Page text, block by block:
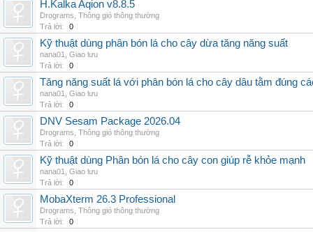
H.Kalka Aqion v8.8.5
Drograms Thông gió thông thường
Trả lời:
0
Kỹ thuật dùng phân bón lá cho cây dừa tăng năng suất
nana01
Giao lưu
Trả lời:
0
Tăng năng suất lá với phân bón lá cho cây dâu tằm đúng
nana01
Giao lưu
Trả lời:
0
DNV Sesam Package 2026.04
Drograms Thông gió thông thường
Trả lời:
0
Kỹ thuật dùng Phân bón lá cho cây con giúp rễ khỏe mạnh
nana01
Giao lưu
Trả lời:
0
MobaXterm 26.3 Professional
Drograms Thông gió thông thường
Trả lời:
0